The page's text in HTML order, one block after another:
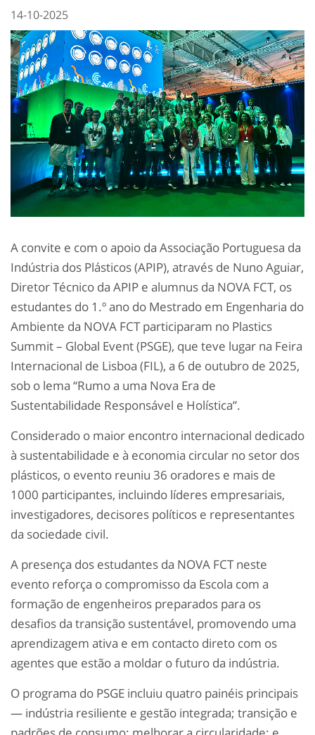
14-10-2025
A convite e com o apoio da Associação Portuguesa da
Indústria dos Plásticos (APIP), através de Nuno Aguiar,
Diretor Técnico da APIP e alumnus da NOVA FCT, os
estudantes do 1.º ano do Mestrado em Engenharia do
Ambiente da NOVA FCT participaram no Plastics
Summit – Global Event (PSGE), que teve lugar na Feira
Internacional de Lisboa (FIL), a 6 de outubro de 2025,
sob o lema “Rumo a uma Nova Era de
Sustentabilidade Responsável e Holística”.
Considerado o maior encontro internacional dedicado
à sustentabilidade e à economia circular no setor dos
plásticos, o evento reuniu 36 oradores e mais de
1000 participantes, incluindo líderes empresariais,
investigadores, decisores políticos e representantes
da sociedade civil.
A presença dos estudantes da NOVA FCT neste
evento reforça o compromisso da Escola com a
formação de engenheiros preparados para os
desafios da transição sustentável, promovendo uma
aprendizagem ativa e em contacto direto com os
agentes que estão a moldar o futuro da indústria.
O programa do PSGE incluiu quatro painéis principais
— indústria resiliente e gestão integrada; transição e